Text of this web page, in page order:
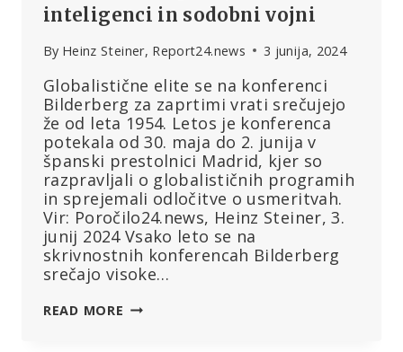
inteligenci in sodobni vojni
By Heinz Steiner, Report24.news 3 junija, 2024
Globalistične elite se na konferenci
Bilderberg za zaprtimi vrati srečujejo
že od leta 1954. Letos je konferenca
potekala od 30. maja do 2. junija v
španski prestolnici Madrid, kjer so
razpravljali o globalističnih programih
in sprejemali odločitve o usmeritvah.
Vir: Poročilo24.news, Heinz Steiner, 3.
junij 2024 Vsako leto se na
skrivnostnih konferencah Bilderberg
srečajo visoke…
READ MORE 70